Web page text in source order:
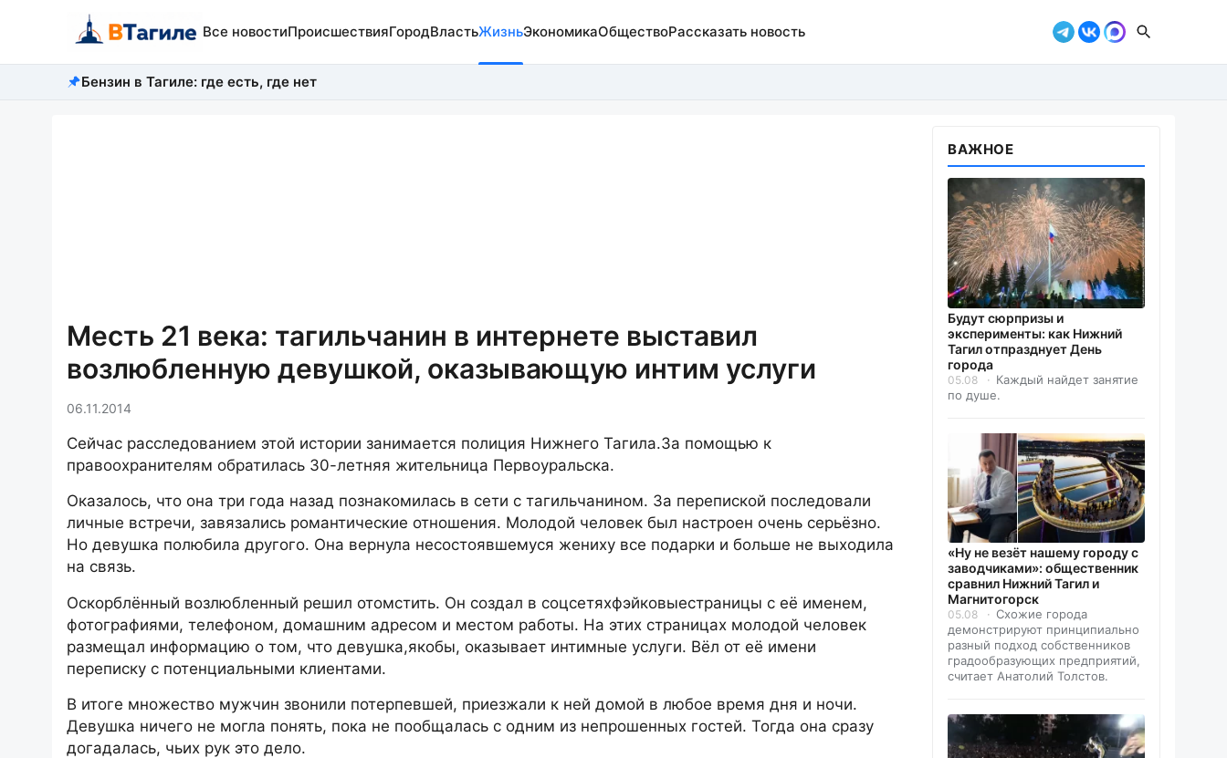
Все новостиПроисшествияГородВластьЖизньЭкономикаОбществоРассказать новость
Бензин в Тагиле: где есть, где нет
Месть 21 века: тагильчанин в интернете выставил
возлюбленную девушкой, оказывающую интим услуги
06.11.2014
Сейчас расследованием этой истории занимается полиция Нижнего Тагила.За помощью к
правоохранителям обратилась 30-летняя жительница Первоуральска.
Оказалось, что она три года назад познакомилась в сети с тагильчанином. За перепиской последовали
личные встречи, завязались романтические отношения. Молодой человек был настроен очень серьёзно.
Но девушка полюбила другого. Она вернула несостоявшемуся жениху все подарки и больше не выходила
на связь.
Оскорблённый возлюбленный решил отомстить. Он создал в соцсетяхфэйковыестраницы с её именем,
фотографиями, телефоном, домашним адресом и местом работы. На этих страницах молодой человек
размещал информацию о том, что девушка,якобы, оказывает интимные услуги. Вёл от её имени
переписку с потенциальными клиентами.
В итоге множество мужчин звонили потерпевшей, приезжали к ней домой в любое время дня и ночи.
Девушка ничего не могла понять, пока не пообщалась с одним из непрошенных гостей. Тогда она сразу
догадалась, чьих рук это дело.
ВАЖНОЕ
Будут сюрпризы и
эксперименты: как Нижний
Тагил отпразднует День
города
05.08
Каждый найдет занятие
по душе.
«Ну не везёт нашему городу с
заводчиками»: общественник
сравнил Нижний Тагил и
Магнитогорск
05.08
Схожие города
демонстрируют принципиально
разный подход собственников
градообразующих предприятий,
считает Анатолий Толстов.